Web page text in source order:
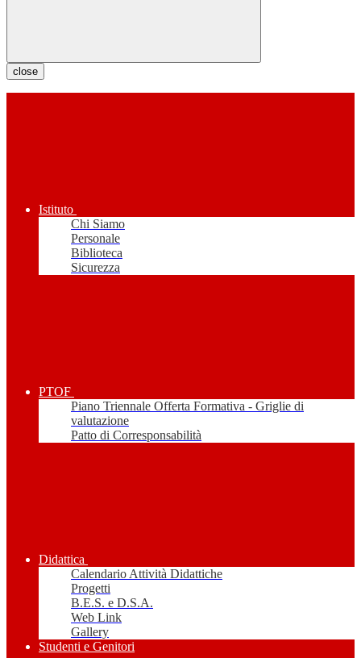
close
Istituto
Chi Siamo
Personale
Biblioteca
Sicurezza
PTOF
Piano Triennale Offerta Formativa - Griglie di
valutazione
Patto di Corresponsabilità
Didattica
Calendario Attività Didattiche
Progetti
B.E.S. e D.S.A.
Web Link
Gallery
Studenti e Genitori